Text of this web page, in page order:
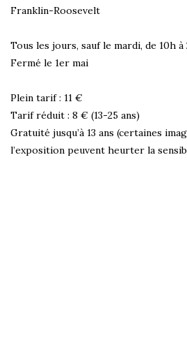
Franklin-Roosevelt
Tous les jours, sauf le mardi, de 10h à
Fermé le 1er mai
Plein tarif : 11 €
Tarif réduit : 8 € (13-25 ans)
Gratuité jusqu’à 13 ans (certaines
l’exposition peuvent heurter la